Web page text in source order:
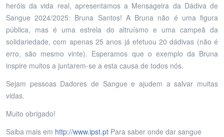
heróis da vida real, apresentamos a Mensageira da Dádiva de
Sangue 2024/2025: Bruna Santos! A Bruna não é uma figura
pública, mas é uma estrela do altruísmo e uma campeã da
solidariedade, com apenas 25 anos já efetuou 20 dádivas (não é
erro, são mesmo vinte). Esperamos que o exemplo da Bruna
inspire muitos a juntarem-se a esta causa de todos nós.
Sejam pessoas Dadores de Sangue e ajudem a salvar muitas
vidas.
Muito obrigado!
Saiba mais em http://www.ipst.pt Para saber onde dar sangue